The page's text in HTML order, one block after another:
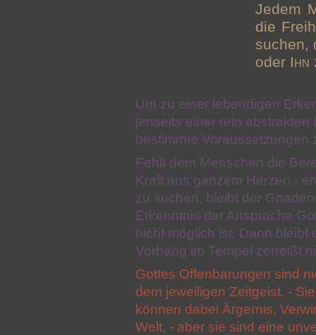
Jedem
die
suchen,
oder Ihn
Um zu einer lebendigen
jenseits einer rein
bestimmte Voraussetzungen
Fehlt dem Menschen die
Kraft aus ganzem Herzen -
zu suchen, bleibt der
Erkenntnis der Ansprache
nicht möglich ist. Dann bleibt
Vorhang im Tempel zerreißt
Gottes Offenbarungen sind
dem jeweiligen Zeitgeist. -
können dabei Ärgernis,
Welt, - aber sie sind eine